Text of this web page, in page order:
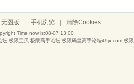
无图版 手机浏览 清除Cookies
Time now is:08-07 13:00
-极限宝贝-极限高手论坛-极限码皇高手论坛49jx.com 极